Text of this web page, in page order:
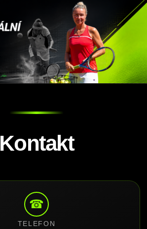
Kontakt
☎
TELEFON